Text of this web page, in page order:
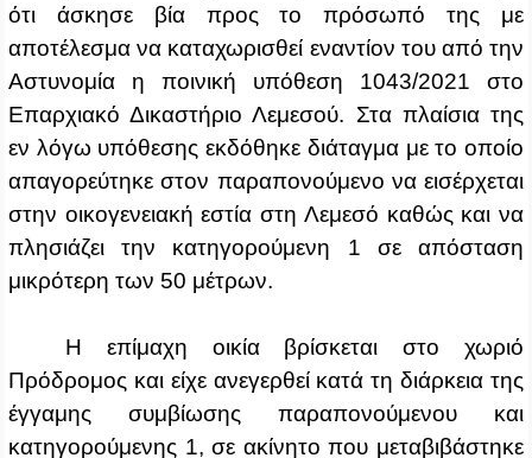
ότι άσκησε βία προς το πρόσωπό της με
αποτέλεσμα να καταχωρισθεί εναντίον του από την
Αστυνομία η ποινική υπόθεση 1043/2021 στο
Επαρχιακό Δικαστήριο Λεμεσού. Στα πλαίσια της
εν λόγω υπόθεσης εκδόθηκε διάταγμα με το οποίο
απαγορεύτηκε στον παραπονούμενο να εισέρχεται
στην οικογενειακή εστία στη Λεμεσό καθώς και να
πλησιάζει την κατηγορούμενη 1 σε απόσταση
μικρότερη των 50 μέτρων.
Η επίμαχη οικία βρίσκεται στο χωριό
Πρόδρομος και είχε ανεγερθεί κατά τη διάρκεια της
έγγαμης συμβίωσης παραπονούμενου και
κατηγορούμενης 1, σε ακίνητο που μεταβιβάστηκε